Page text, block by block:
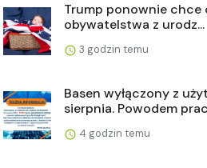
Trump ponownie
obywatelstwa z urodz...
3 godzin temu
Basen wyłączony z
sierpnia. Powodem
4 godzin temu